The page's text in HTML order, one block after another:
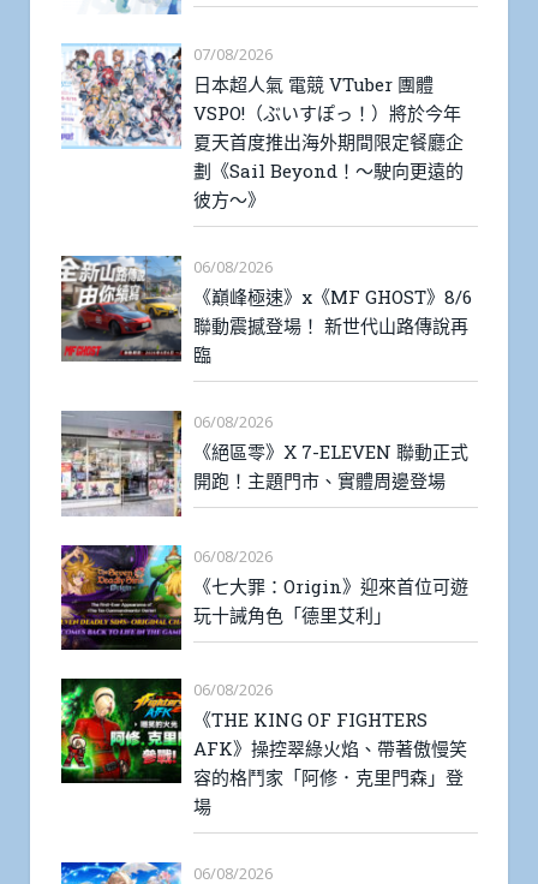
07/08/2026
日本超人氣 電競 VTuber 團體
VSPO!（ぶいすぽっ！）將於今年
夏天首度推出海外期間限定餐廳企
劃《Sail Beyond！～駛向更遠的
彼方～》
06/08/2026
《巔峰極速》x《MF GHOST》8/6
聯動震撼登場！ 新世代山路傳說再
臨
06/08/2026
《絕區零》X 7-ELEVEN 聯動正式
開跑！主題門市、實體周邊登場
06/08/2026
《七大罪：Origin》迎來首位可遊
玩十誡角色「德里艾利」
06/08/2026
《THE KING OF FIGHTERS
AFK》操控翠綠火焰、帶著傲慢笑
容的格鬥家「阿修．克里門森」登
場
06/08/2026